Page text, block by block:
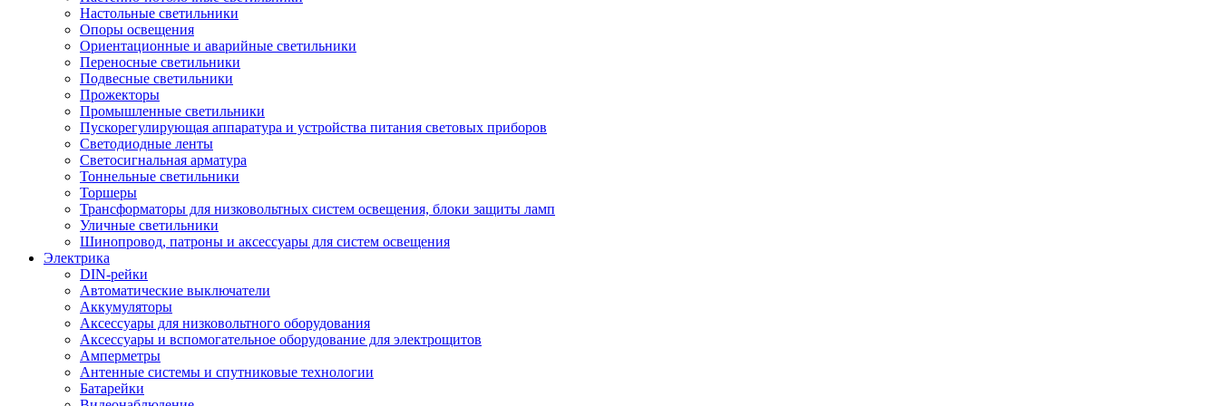
Настольные светильники
Опоры освещения
Ориентационные и аварийные светильники
Переносные светильники
Подвесные светильники
Прожекторы
Промышленные светильники
Пускорегулирующая аппаратура и устройства питания световых приборов
Светодиодные ленты
Светосигнальная арматура
Тоннельные светильники
Торшеры
Трансформаторы для низковольтных систем освещения, блоки защиты ламп
Уличные светильники
Шинопровод, патроны и аксессуары для систем освещения
Электрика
DIN-рейки
Автоматические выключатели
Аккумуляторы
Аксессуары для низковольтного оборудования
Аксессуары и вспомогательное оборудование для электрощитов
Амперметры
Антенные системы и спутниковые технологии
Батарейки